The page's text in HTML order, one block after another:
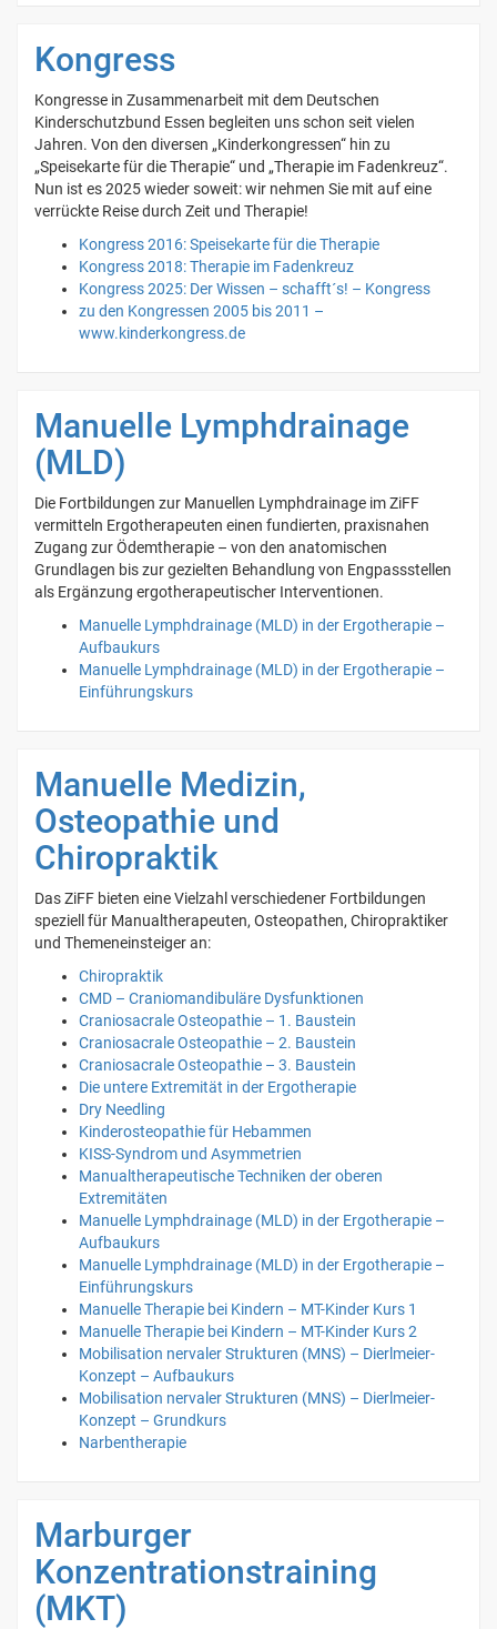
Kongress
Kongresse in Zusammenarbeit mit dem Deutschen
Kinderschutzbund Essen begleiten uns schon seit vielen
Jahren. Von den diversen „Kinderkongressen“ hin zu
„Speisekarte für die Therapie“ und „Therapie im Fadenkreuz“.
Nun ist es 2025 wieder soweit: wir nehmen Sie mit auf eine
verrückte Reise durch Zeit und Therapie!
Kongress 2016: Speisekarte für die Therapie
Kongress 2018: Therapie im Fadenkreuz
Kongress 2025: Der Wissen – schafft´s! – Kongress
zu den Kongressen 2005 bis 2011 –
www.kinderkongress.de
Manuelle Lymphdrainage
(MLD)
Die Fortbildungen zur Manuellen Lymphdrainage im ZiFF
vermitteln Ergotherapeuten einen fundierten, praxisnahen
Zugang zur Ödemtherapie – von den anatomischen
Grundlagen bis zur gezielten Behandlung von Engpassstellen
als Ergänzung ergotherapeutischer Interventionen.
Manuelle Lymphdrainage (MLD) in der Ergotherapie –
Aufbaukurs
Manuelle Lymphdrainage (MLD) in der Ergotherapie –
Einführungskurs
Manuelle Medizin,
Osteopathie und
Chiropraktik
Das ZiFF bieten eine Vielzahl verschiedener Fortbildungen
speziell für Manualtherapeuten, Osteopathen, Chiropraktiker
und Themeneinsteiger an:
Chiropraktik
CMD – Craniomandibuläre Dysfunktionen
Craniosacrale Osteopathie – 1. Baustein
Craniosacrale Osteopathie – 2. Baustein
Craniosacrale Osteopathie – 3. Baustein
Die untere Extremität in der Ergotherapie
Dry Needling
Kinderosteopathie für Hebammen
KISS-Syndrom und Asymmetrien
Manualtherapeutische Techniken der oberen
Extremitäten
Manuelle Lymphdrainage (MLD) in der Ergotherapie –
Aufbaukurs
Manuelle Lymphdrainage (MLD) in der Ergotherapie –
Einführungskurs
Manuelle Therapie bei Kindern – MT-Kinder Kurs 1
Manuelle Therapie bei Kindern – MT-Kinder Kurs 2
Mobilisation nervaler Strukturen (MNS) – Dierlmeier-
Konzept – Aufbaukurs
Mobilisation nervaler Strukturen (MNS) – Dierlmeier-
Konzept – Grundkurs
Narbentherapie
Marburger
Konzentrationstraining
(MKT)